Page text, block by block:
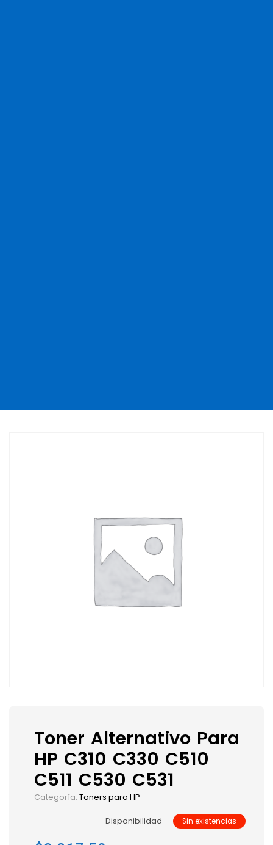
Toner Alternativo Para
HP C310 C330 C510
C511 C530 C531
Categoría: Toners para HP
Disponibilidad Sin existencias